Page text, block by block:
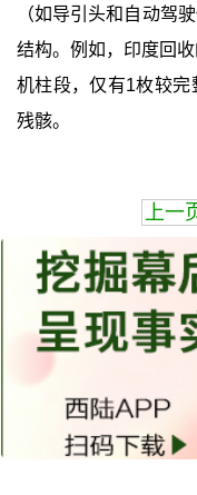
（如导引头和自动驾
结构。例如，印度回
机柱段，仅有1枚较
残骸。
上一